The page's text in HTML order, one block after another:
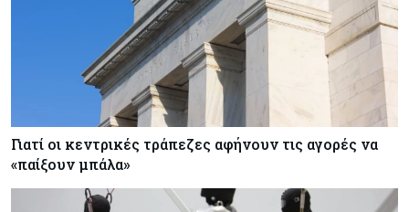
Γιατί οι κεντρικές τράπεζες αφήνουν τις αγορές να
«παίξουν μπάλα»